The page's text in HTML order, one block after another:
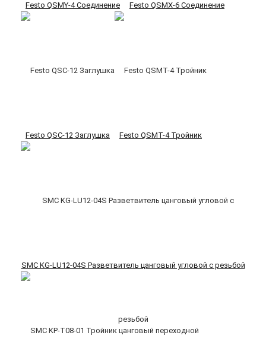
Festo QSMY-4 Соединение Festo QSMX-6 Соединение
Festo QSC-12 Заглушка Festo QSMT-4 Тройник
SMC KG-LU12-04S Разветвитель цанговый угловой с резьбой